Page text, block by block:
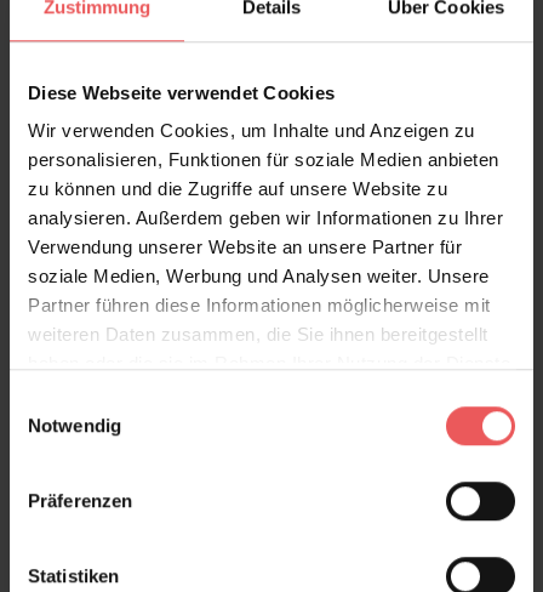
Zustimmung Details Über Cookies
Diese Webseite verwendet Cookies
Wir verwenden Cookies, um Inhalte und Anzeigen zu
personalisieren, Funktionen für soziale Medien anbieten
zu können und die Zugriffe auf unsere Website zu
analysieren. Außerdem geben wir Informationen zu Ihrer
Verwendung unserer Website an unsere Partner für
soziale Medien, Werbung und Analysen weiter. Unsere
Partner führen diese Informationen möglicherweise mit
weiteren Daten zusammen, die Sie ihnen bereitgestellt
Notwendig
Präferenzen
Statistiken
Holztapete, olive
19,90 €